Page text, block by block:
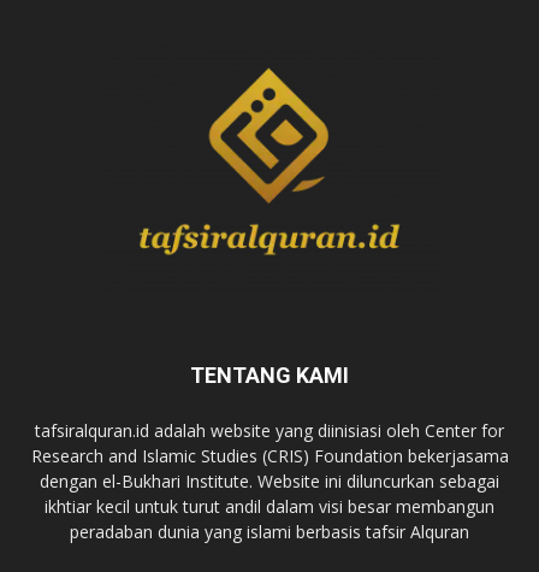
TENTANG KAMI
tafsiralquran.id adalah website yang diinisiasi oleh Center for
Research and Islamic Studies (CRIS) Foundation bekerjasama
dengan el-Bukhari Institute. Website ini diluncurkan sebagai
ikhtiar kecil untuk turut andil dalam visi besar membangun
peradaban dunia yang islami berbasis tafsir Alquran